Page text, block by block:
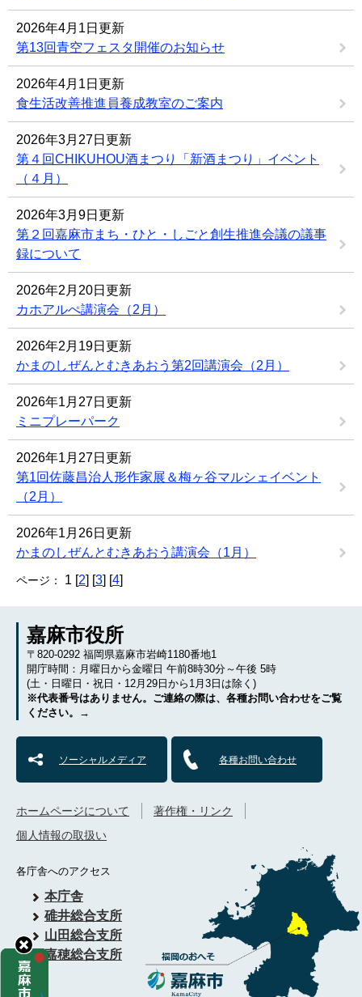
2026年4月1日更新
第13回青空フェスタ開催のお知らせ
2026年4月1日更新
食生活改善推進員養成教室のご案内
2026年3月27日更新
第４回CHIKUHOU酒まつり「新酒まつり」イベント
（４月）
2026年3月9日更新
第２回嘉麻市まち・ひと・しごと創生推進会議の議事
録について
2026年2月20日更新
カホアルぺ講演会（2月）
2026年2月19日更新
かまのしぜんとむきあおう第2回講演会（2月）
2026年1月27日更新
ミニプレーパーク
2026年1月27日更新
第1回佐藤昌治人形作家展＆梅ヶ谷マルシェイベント
（2月）
2026年1月26日更新
かまのしぜんとむきあおう講演会（1月）
ページ： 1 [2] [3] [4]
嘉麻市役所
〒820-0292 福岡県嘉麻市岩崎1180番地1
開庁時間：月曜日から金曜日 午前8時30分～午後 5時
(土・日曜日・祝日・12月29日から1月3日は除く)
※代表番号はありません。ご連絡の際は、各種お問い合わせをご覧
ください。→
ソーシャルメディア 各種お問い合わせ
各庁舎へのアクセス
本庁舎
碓井総合支所
山田総合支所
嘉穂総合支所
ホームページについて
著作権・リンク
個人情報の取扱い